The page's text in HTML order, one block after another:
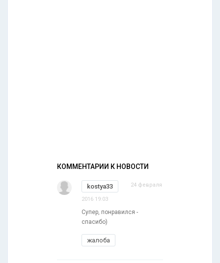
КОММЕНТАРИИ К НОВОСТИ
kostya33 24 февраля
2016 19:03
Супер, понравился -
спасибо)
жалоба